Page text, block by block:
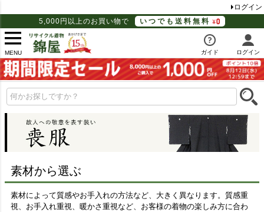
ログイン
5,000円以上のお買い物で
いつでも送料無料
MENU ガイド ログイン
素材から選ぶ
素材によって質感やお手入れの方法など、大きく異なります。質感重
視、お手入れ重視、暖かさ重視など、お客様の着物の楽しみ方に合わ